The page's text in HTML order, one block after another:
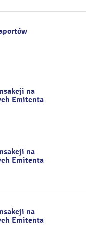
na
Emitenta
na
Emitenta
na
Emitenta